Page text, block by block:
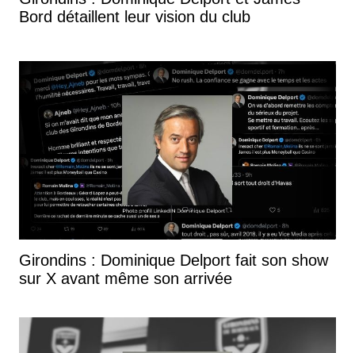
Bord détaillent leur vision du club
Girondins : Dominique Delport fait son show
sur X avant même son arrivée